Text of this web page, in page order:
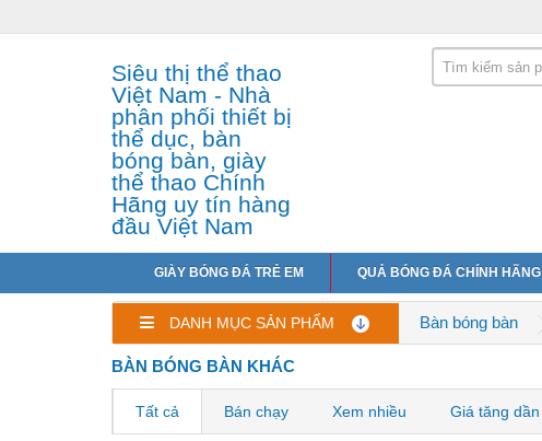
Siêu thị thể thao
Việt Nam - Nhà
phân phối thiết bị
thể dục, bàn
bóng bàn, giày
thể thao Chính
Hãng uy tín hàng
đầu Việt Nam
GIÀY BÓNG ĐÁ TRẺ EM QUẢ BÓNG ĐÁ CHÍNH HÃNG
DANH MỤC SẢN PHẨM Bàn bóng bàn
BÀN BÓNG BÀN KHÁC
Tất cả Bán chạy Xem nhiều Giá tăng dần